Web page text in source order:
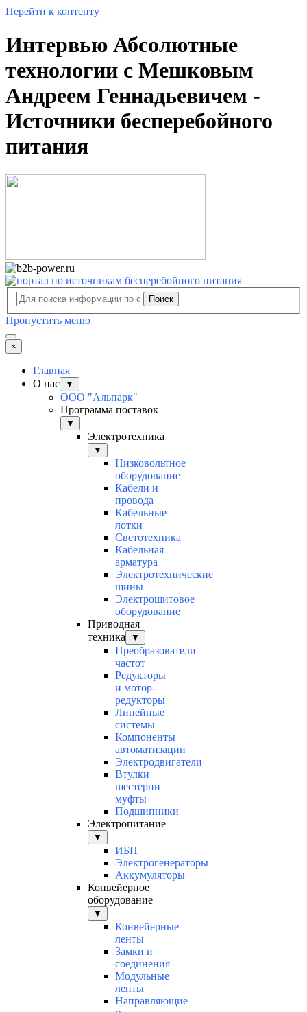
Перейти к контенту
Интервью Абсолютные
технологии с Мешковым
Андреем Геннадьевичем -
Источники бесперебойного
питания
Поиск
Пропустить меню
×
Главная
О нас
▼
ООО "Альпарк"
Программа поставок
▼
Электротехника
▼
Низковольтное
оборудование
Кабели и
провода
Кабельные
лотки
Светотехника
Кабельная
арматура
Электротехнические
шины
Электрощитовое
оборудование
Приводная
техника
▼
Преобразователи
частот
Редукторы
и мотор-
редукторы
Линейные
системы
Компоненты
автоматизации
Электродвигатели
Втулки
шестерни
муфты
Подшипники
Электропитание
▼
ИБП
Электрогенераторы
Аккумуляторы
Конвейерное
оборудование
▼
Конвейерные
ленты
Замки и
соединения
Модульные
ленты
Направляющие